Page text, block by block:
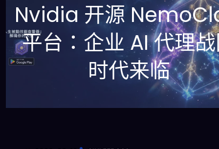
Nvidia 开源
平台：企业 AI 代理
时代来临